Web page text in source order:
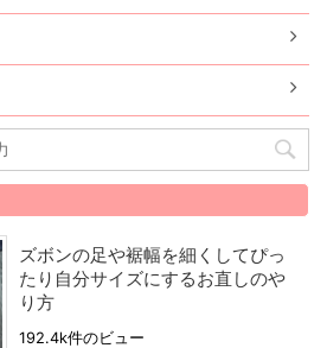
ズボンの足や裾幅を細くしてぴっ
たり自分サイズにするお直しのや
り方
192.4k件のビュー